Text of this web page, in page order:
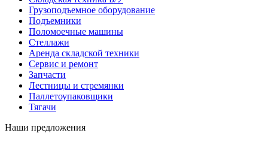
Грузоподъемное оборудование
Подъемники
Поломоечные машины
Стеллажи
Аренда складской техники
Сервис и ремонт
Запчасти
Лестницы и стремянки
Паллетоупаковщики
Тягачи
Наши предложения